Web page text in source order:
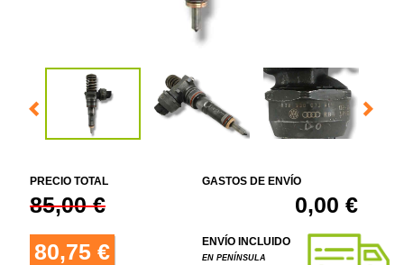
PRECIO TOTAL
85,00 €
80,75 €
GASTOS DE ENVÍO
0,00 €
ENVÍO INCLUIDO
EN PENÍNSULA